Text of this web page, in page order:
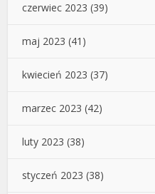
czerwiec 2023 (39)
maj 2023 (41)
kwiecień 2023 (37)
marzec 2023 (42)
luty 2023 (38)
styczeń 2023 (38)